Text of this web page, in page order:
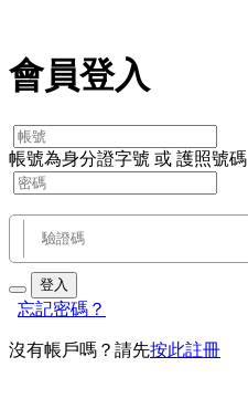
會員登入
帳號為身分證字號 或 護照號碼
登入
忘記密碼？
沒有帳戶嗎？請先按此註冊